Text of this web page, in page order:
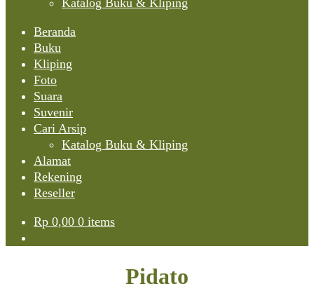
Katalog Buku & Kliping
Beranda
Buku
Kliping
Foto
Suara
Suvenir
Cari Arsip
Katalog Buku & Kliping
Alamat
Rekening
Reseller
Rp 0,00 0 items
Pidato